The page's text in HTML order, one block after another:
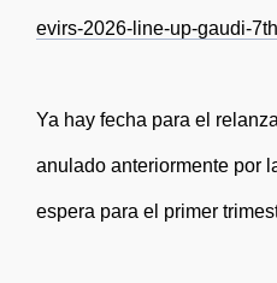
evirs-2026-line-up-gaudi-
Ya hay fecha para el
anulado anteriormente por
espera para el primer